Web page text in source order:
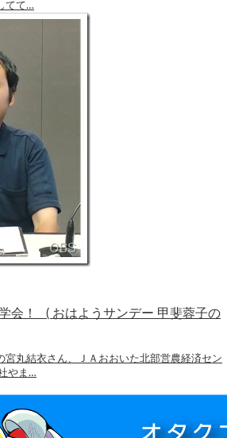
てて…
会！ ( おはようサンデー 甲斐蓉子の
宮丸結衣さん、ＪＡおおいた北部営農経済セン
やま…